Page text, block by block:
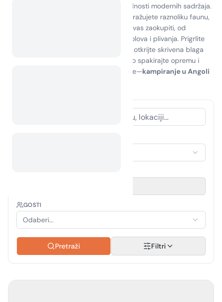
priliku da se uronite u prirodu uz pogodnosti modernih sadržaja.
Bilo da kampirate na otoku Angole ili istražujete raznoliku faunu,
pronaći ćete bezbroj aktivnosti koje će vas zaokupiti, od
planinarenja i promatranja ptica do ribolova i plivanja. Prigrlite
toplu gostoljubivost lokalnih zajednica i otkrijte skrivena blaga
koja ovaj kraj čine zaista posebnim. Zato spakirajte opremu i
pripremite se za nezaboravno putovanje—kampiranje u Angoli
GOSTI
Odaberi...
Pretraži Filtri